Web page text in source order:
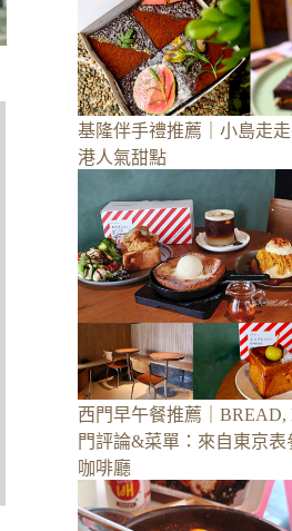
基隆伴手禮推薦｜小島走
港人氣甜點
西門早午餐推薦｜BREAD,
門評論&菜單：來自東京
咖啡廳